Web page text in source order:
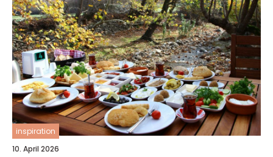
inspiration
10. April 2026